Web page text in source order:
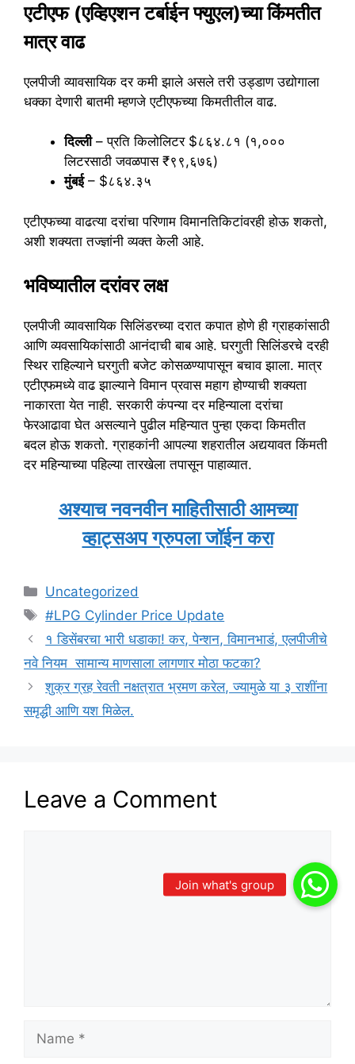
एटीएफ (एव्हिएशन टर्बाईन फ्युएल)च्या किंमतीत
मात्र वाढ
एलपीजी व्यावसायिक दर कमी झाले असले तरी उड्डाण उद्योगाला
धक्का देणारी बातमी म्हणजे एटीएफच्या किमतीतील वाढ.
दिल्ली– प्रति किलोलिटर $८६४.८१ (१,०००
लिटरसाठी जवळपास ₹९९,६७६)
मुंबई– $८६४.३५
एटीएफच्या वाढत्या दरांचा परिणाम विमानतिकिटांवरही होऊ शकतो,
अशी शक्यता तज्ज्ञांनी व्यक्त केली आहे.
भविष्यातील दरांवर लक्ष
एलपीजी व्यावसायिक सिलिंडरच्या दरात कपात होणे ही ग्राहकांसाठी
आणि व्यवसायिकांसाठी आनंदाची बाब आहे. घरगुती सिलिंडरचे दरही
स्थिर राहिल्याने घरगुती बजेट कोसळण्यापासून बचाव झाला. मात्र
एटीएफमध्ये वाढ झाल्याने विमान प्रवास महाग होण्याची शक्यता
नाकारता येत नाही. सरकारी कंपन्या दर महिन्याला दरांचा
फेरआढावा घेत असल्याने पुढील महिन्यात पुन्हा एकदा किमतीत
बदल होऊ शकतो. ग्राहकांनी आपल्या शहरातील अद्ययावत किंमती
दर महिन्याच्या पहिल्या तारखेला तपासून पाहाव्यात.
अश्याच नवनवीन माहितीसाठी आमच्या
व्हाट्सअप ग्रुपला जॉईन करा
Categories
Uncategorized
Tags
#LPG Cylinder Price Update
१ डिसेंबरचा भारी धडाका! कर, पेन्शन, विमानभाडं, एलपीजीचे
नवे नियम सामान्य माणसाला लागणार मोठा फटका?
शुक्र ग्रह रेवती नक्षत्रात भ्रमण करेल, ज्यामुळे या ३ राशींना
समृद्धी आणि यश मिळेल.
Leave a Comment